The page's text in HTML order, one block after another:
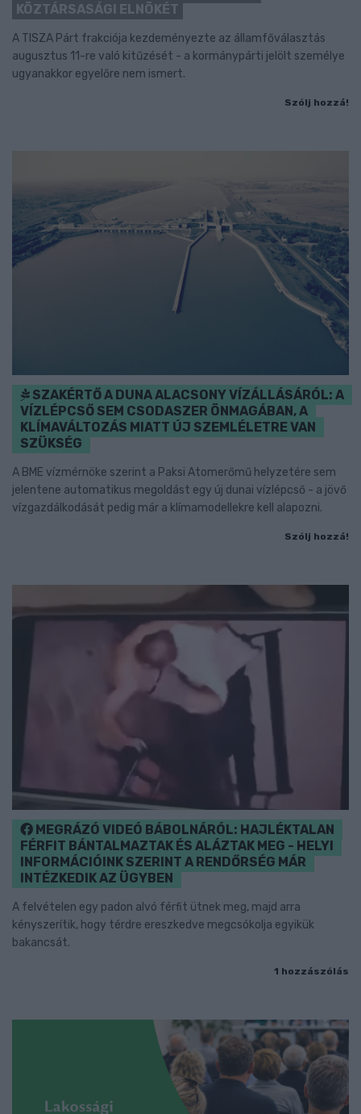
KÖZTÁRSASÁGI ELNÖKÉT
A TISZA Párt frakciója kezdeményezte az államfőválasztás
augusztus 11-re való kitűzését - a kormánypárti jelölt személye
ugyanakkor egyelőre nem ismert.
Szólj hozzá!
SZAKÉRTŐ A DUNA ALACSONY VÍZÁLLÁSÁRÓL: A
VÍZLÉPCSŐ SEM CSODASZER ÖNMAGÁBAN, A
KLÍMAVÁLTOZÁS MIATT ÚJ SZEMLÉLETRE VAN
SZÜKSÉG
A BME vízmérnöke szerint a Paksi Atomerőmű helyzetére sem
jelentene automatikus megoldást egy új dunai vízlépcső - a jövő
vízgazdálkodását pedig már a klímamodellekre kell alapozni.
Szólj hozzá!
MEGRÁZÓ VIDEÓ BÁBOLNÁRÓL: HAJLÉKTALAN
FÉRFIT BÁNTALMAZTAK ÉS ALÁZTAK MEG - HELYI
INFORMÁCIÓINK SZERINT A RENDŐRSÉG MÁR
INTÉZKEDIK AZ ÜGYBEN
A felvételen egy padon alvó férfit ütnek meg, majd arra
kényszerítik, hogy térdre ereszkedve megcsókolja egyikük
bakancsát.
1 hozzászólás